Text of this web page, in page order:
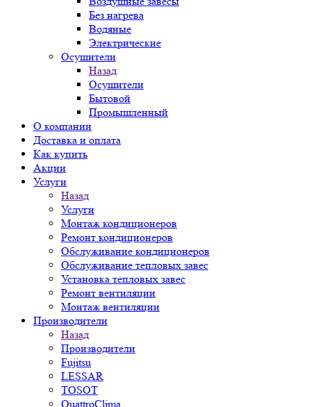
Без нагрева
Водяные
Электрические
Осушители
Назад
Осушители
Бытовой
Промышленный
О компании
Доставка и оплата
Как купить
Акции
Услуги
Назад
Услуги
Монтаж кондиционеров
Ремонт кондиционеров
Обслуживание кондиционеров
Обслуживание тепловых завес
Установка тепловых завес
Ремонт вентиляции
Монтаж вентиляции
Производители
Назад
Производители
Fujitsu
LESSAR
TOSOT
QuattroClima